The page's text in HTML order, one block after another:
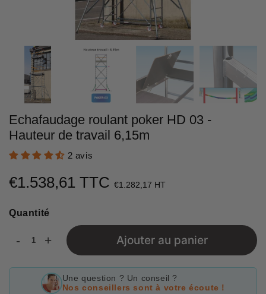
Echafaudage roulant poker HD 03 -
Hauteur de travail 6,15m
2 avis
€1.538,61 TTC €1.282,17 HT
price
Quantité
- + Ajouter au panier
Une question ? Un conseil ?
Nos conseillers sont à votre écoute !